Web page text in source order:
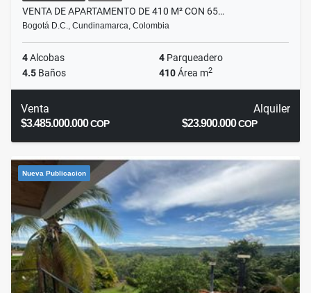
VENTA DE APARTAMENTO DE 410 M² CON 65…
Bogotá D.C., Cundinamarca, Colombia
4Alcobas 4 Parqueadero
4.5 Baños 410Área m2
Venta
$3.485.000.000COP
Alquiler
$23.900.000COP
Nueva Publicacion